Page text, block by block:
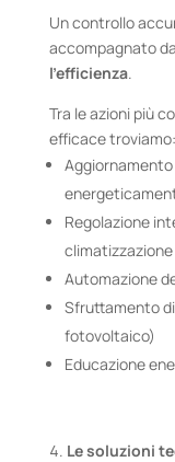
Un controllo
accompagnato
l’efficienza.
Tra le azioni più
efficace troviamo:
Regolazione
climatizzazione
Automazione
Sfruttamento
fotovoltaico)
Educazione
Le soluzioni